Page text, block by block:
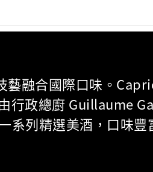
藝融合國際口味。
行政總廚 Guillaume
系列精選美酒，口味豐